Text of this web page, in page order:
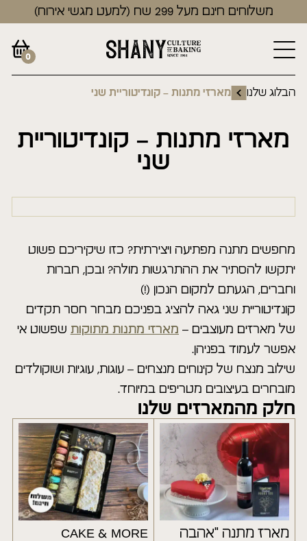
משלוחים חינם מעל 299 שח (למעט מגשי אירוח)
0
הבלוג שלנו מארזי מתנות – קונדיטוריית שני
מארזי מתנות – קונדיטוריית
שני
מחפשים מתנה מפתיעה ויצירתית? כזו שיקיריכם פשוט
יתקשו להסתיר את ההתרגשות מולה? ובכן, חברות
וחברים, הגעתם למקום הנכון (!)
קונדיטוריית שני גאה להציג בפניכם מבחר חסר תקדים
של מארזים מעוצבים – מארזי מתנות מתוקות שפשוט אי
אפשר לעמוד בפניהן.
שילוב מנצח של קינוחים מנצחים – עוגות, עוגיות ושוקולדים
מובחרים בעיצובים מטריפים במיוחד.
חלק מהמארזים שלנו
מארז מתנה "אהבה
CAKE & MORE